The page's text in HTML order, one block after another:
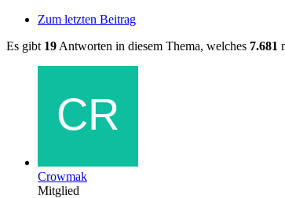
Zum letzten Beitrag
Es gibt 19 Antworten in diesem Thema, welches 7.681
Crowmak
Mitglied